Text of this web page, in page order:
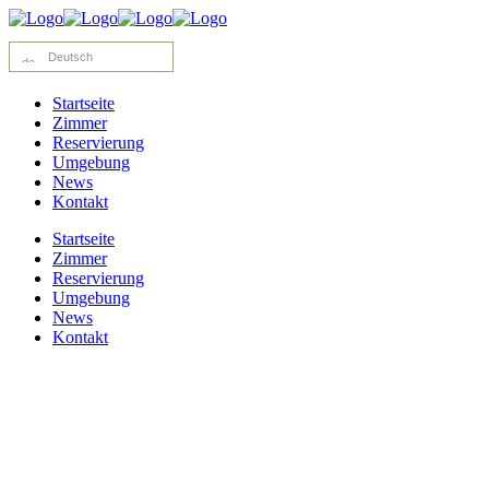
Deutsch
Startseite
Zimmer
Reservierung
Umgebung
News
Kontakt
Startseite
Zimmer
Reservierung
Umgebung
News
Kontakt